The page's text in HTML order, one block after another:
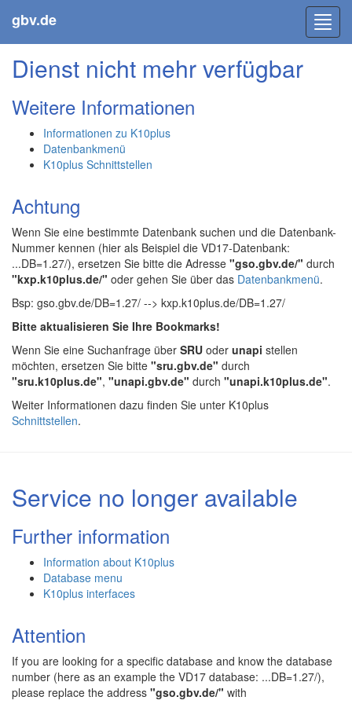
gbv.de
Dienst nicht mehr verfügbar
Weitere Informationen
Informationen zu K10plus
Datenbankmenü
K10plus Schnittstellen
Achtung
Wenn Sie eine bestimmte Datenbank suchen und die Datenbank-
Nummer kennen (hier als Beispiel die VD17-Datenbank:
...DB=1.27/), ersetzen Sie bitte die Adresse "gso.gbv.de/" durch
"kxp.k10plus.de/" oder gehen Sie über das Datenbankmenü.
Bsp: gso.gbv.de/DB=1.27/ --> kxp.k10plus.de/DB=1.27/
Bitte aktualisieren Sie Ihre Bookmarks!
Wenn Sie eine Suchanfrage über SRU oder unapi stellen
möchten, ersetzen Sie bitte "sru.gbv.de" durch
"sru.k10plus.de", "unapi.gbv.de" durch "unapi.k10plus.de".
Weiter Informationen dazu finden Sie unter K10plus
Schnittstellen.
Service no longer available
Further information
Information about K10plus
Database menu
K10plus interfaces
Attention
If you are looking for a specific database and know the database
number (here as an example the VD17 database: ...DB=1.27/),
please replace the address "gso.gbv.de/" with